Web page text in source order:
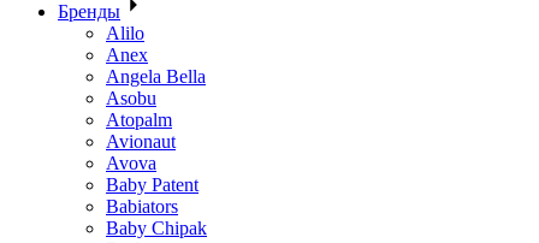
Бренды
Alilo
Anex
Angela Bella
Asobu
Atopalm
Avionaut
Avova
Baby Patent
Babiators
Baby Chipak